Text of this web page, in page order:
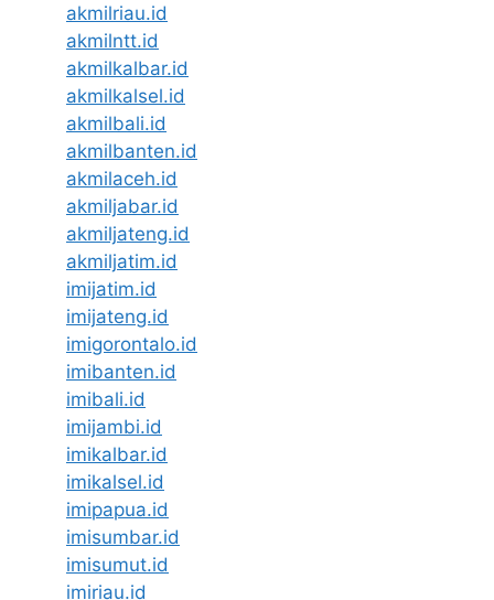
akmilriau.id
akmilntt.id
akmilkalbar.id
akmilkalsel.id
akmilbali.id
akmilbanten.id
akmilaceh.id
akmiljabar.id
akmiljateng.id
akmiljatim.id
imijatim.id
imijateng.id
imigorontalo.id
imibanten.id
imibali.id
imijambi.id
imikalbar.id
imikalsel.id
imipapua.id
imisumbar.id
imisumut.id
imiriau.id